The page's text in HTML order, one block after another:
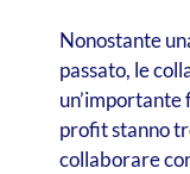
Nonostante
passato, le
profit stanno
collaborare